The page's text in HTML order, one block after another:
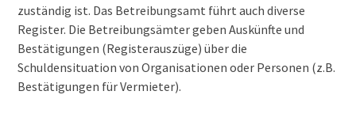
zuständig ist. Das Betreibungsamt führt auch diverse
Register. Die Betreibungsämter geben Auskünfte und
Bestätigungen (Registerauszüge) über die
Schuldensituation von Organisationen oder Personen (z.B.
Bestätigungen für Vermieter).